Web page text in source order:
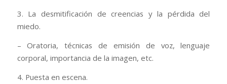
3. La desmitificación de creencias y la pérdida del
miedo.
– Oratoria, técnicas de emisión de voz, lenguaje
corporal, importancia de la imagen, etc.
4. Puesta en escena.